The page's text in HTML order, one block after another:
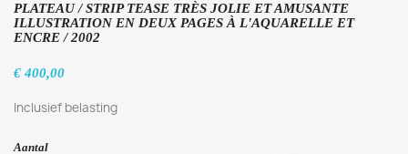
PLATEAU / STRIP TEASE TRÈS JOLIE ET AMUSANTE
ILLUSTRATION EN DEUX PAGES À L'AQUARELLE ET
ENCRE / 2002
€ 400,00
Inclusief belasting
Aantal